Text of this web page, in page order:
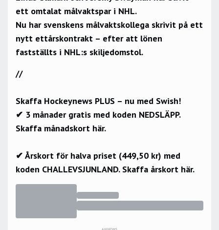
ett omtalat målvaktspar i NHL.
Nu har svenskens målvaktskollega skrivit på ett
nytt ettårskontrakt – efter att lönen
fastställts i NHL:s skiljedomstol.
//
Skaffa Hockeynews PLUS – nu med Swish!
✔ 3 månader gratis med koden NEDSLÄPP.
Skaffa månadskort här.
✔ Årskort för halva priset (449,50 kr) med
koden CHALLEVSJUNLAND. Skaffa årskort här.